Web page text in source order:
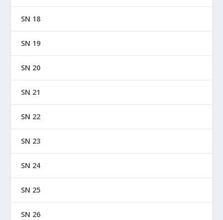
SN 18
SN 19
SN 20
SN 21
SN 22
SN 23
SN 24
SN 25
SN 26